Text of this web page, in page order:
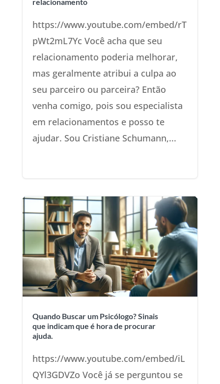
https://www.youtube.com/embed/rT
pWt2mL7Yc Você acha que seu
relacionamento poderia melhorar,
mas geralmente atribui a culpa ao
seu parceiro ou parceira? Então
venha comigo, pois sou especialista
em relacionamentos e posso te
ajudar. Sou Cristiane Schumann,...
Quando Buscar um Psicólogo? Sinais
que indicam que é hora de procurar
ajuda.
https://www.youtube.com/embed/iL
QYl3GDVZo Você já se perguntou se